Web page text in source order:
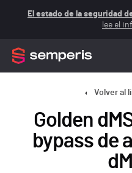
El estado de la seguridad
lee el
Volver al
Golden
bypass de